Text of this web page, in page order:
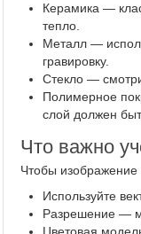
Керамика —
тепло.
Металл —
гравировку.
Стекло —
Полимерное
слой должен
Что важно
Чтобы изображение
Используйте
Разрешение —